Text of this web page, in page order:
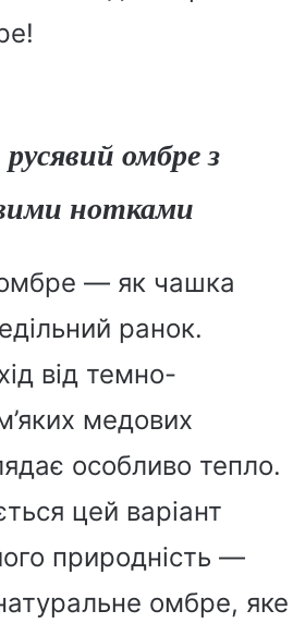
омбре з
нотками
— як чашка
ранок.
від темно-
медових
особливо тепло.
цей варіант
природність —
омбре, яке